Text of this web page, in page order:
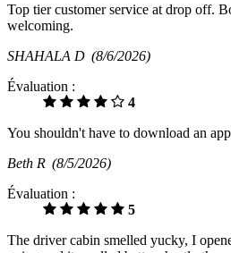
Top tier customer service at drop off.
welcoming.
SHAHALA D (8/6/2026)
Évaluation :
4
You shouldn't have to download an
Beth R (8/5/2026)
Évaluation :
5
The driver cabin smelled yucky, I